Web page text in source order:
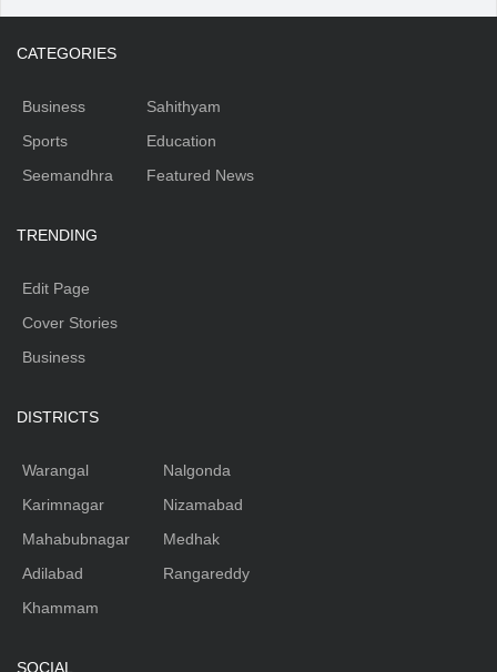
CATEGORIES
Business
Sports
Seemandhra
Sahithyam
Education
Featured News
TRENDING
Edit Page
Cover Stories
Business
DISTRICTS
Warangal
Karimnagar
Mahabubnagar
Adilabad
Khammam
Nalgonda
Nizamabad
Medhak
Rangareddy
SOCIAL